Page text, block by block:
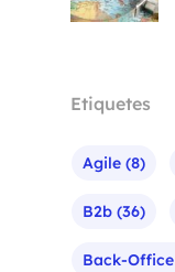
Etiquetes
Agile (8)
B2b (36)
Back-Office